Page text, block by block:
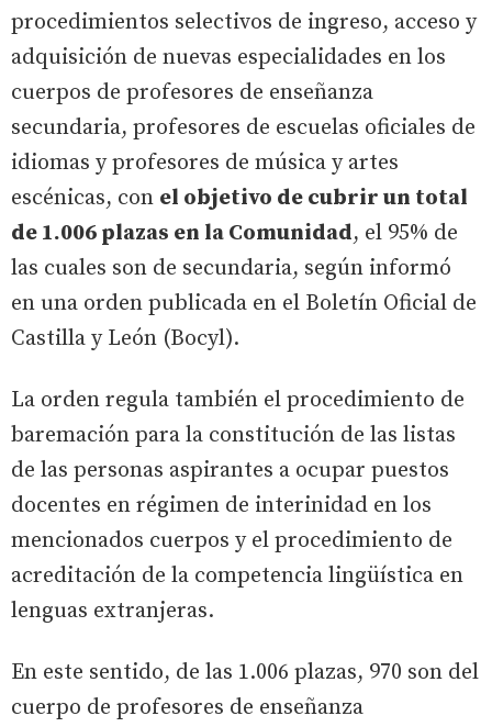
procedimientos selectivos de ingreso, acceso y
adquisición de nuevas especialidades en los
cuerpos de profesores de enseñanza
secundaria, profesores de escuelas oficiales de
idiomas y profesores de música y artes
escénicas, con el objetivo de cubrir un total
de 1.006 plazas en la Comunidad, el 95% de
las cuales son de secundaria, según informó
en una orden publicada en el Boletín Oficial de
Castilla y León (Bocyl).
La orden regula también el procedimiento de
baremación para la constitución de las listas
de las personas aspirantes a ocupar puestos
docentes en régimen de interinidad en los
mencionados cuerpos y el procedimiento de
acreditación de la competencia lingüística en
lenguas extranjeras.
En este sentido, de las 1.006 plazas, 970 son del
cuerpo de profesores de enseñanza